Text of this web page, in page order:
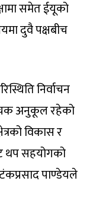
समेत ईयूको
दुवै पक्षबीच
निर्वाचन
अनुकूल रहेको
विकास र
थप सहयोगको
टंकप्रसाद पाण्डेयले